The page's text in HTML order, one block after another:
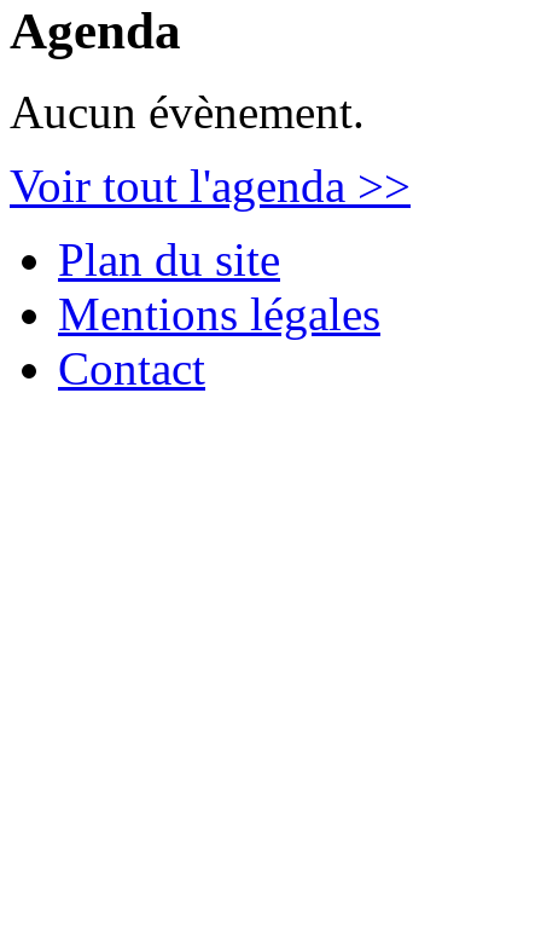
Agenda
Aucun évènement.
Voir tout l'agenda >>
Plan du site
Mentions légales
Contact